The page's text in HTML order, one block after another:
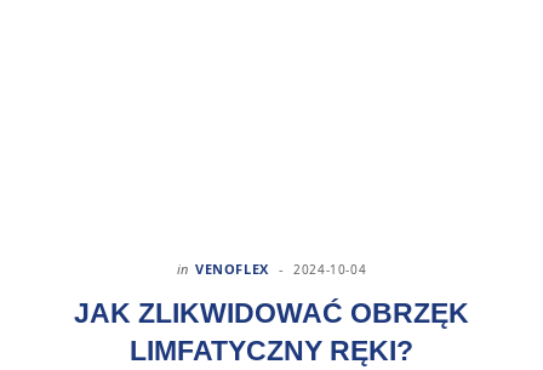
in VENOFLEX 2024-10-04
JAK ZLIKWIDOWAĆ OBRZĘK
LIMFATYCZNY RĘKI?